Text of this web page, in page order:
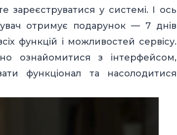
зареєструватися у системі. І ось
отримує подарунок — 7 днів
функцій і можливостей сервісу.
ознайомитися з інтерфейсом,
функціонал та насолодитися